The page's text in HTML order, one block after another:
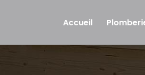
Accueil